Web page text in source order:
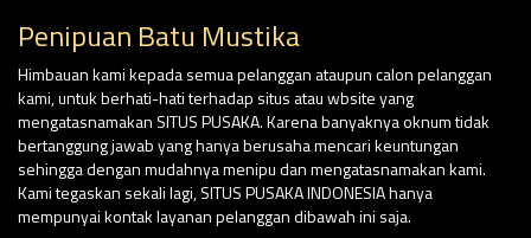
Penipuan Batu Mustika
Himbauan kami kepada semua pelanggan ataupun calon pelanggan
kami, untuk berhati-hati terhadap situs atau wbsite yang
mengatasnamakan SITUS PUSAKA. Karena banyaknya oknum tidak
bertanggung jawab yang hanya berusaha mencari keuntungan
sehingga dengan mudahnya menipu dan mengatasnamakan kami.
Kami tegaskan sekali lagi, SITUS PUSAKA INDONESIA hanya
mempunyai kontak layanan pelanggan dibawah ini saja.